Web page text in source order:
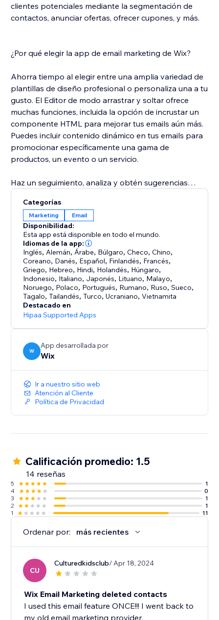
clientes potenciales mediante la segmentación de
contactos, anunciar ofertas, ofrecer cupones, y más.
¿Por qué elegir la app de email marketing de Wix?
Ahorra tiempo al elegir entre una amplia variedad de
plantillas de diseño profesional o personaliza una a tu
gusto. El Editor de modo arrastrar y soltar ofrece
muchas funciones, incluida la opción de incrustar un
componente HTML para mejorar tus emails aún más.
Puedes incluir contenido dinámico en tus emails para
promocionar específicamente una gama de
productos, un evento o un servicio.
Haz un seguimiento, analiza y obtén sugerencias
contribución que tus campañas de email brindan a tu
negocio.
Wix proporciona filtros de spam internos y
moderación para que logres las mejores tasas de
entregabilidad.
Hay planes de precios disponibles para ofrecerte
más a medida que tu negocio va creciendo.
Categorías
Marketing Email
Disponibilidad:
Esta app está disponible en todo el mundo.
Idiomas de la app:
Inglés, Alemán, Árabe, Búlgaro,Checo,Chino,
Coreano, Danés, Español, Finlandés, Francés,
Griego, Hebreo, Hindi, Holandés, Húngaro,
Indonesio, Italiano, Japonés, Lituano, Malayo,
Noruego, Polaco, Portugués, Rumano, Ruso,Sueco,
Tagalo,Tailandés,Turco,Ucraniano,Vietnamita
Destacado en
Hipaa Supported Apps
W
App desarrollada por
Wix
Ir a nuestro sitio web
Atención al Cliente
Política de Privacidad
Calificación promedio: 1.5
14 reseñas
5
1
4
0
3
1
2
1
1
11
Ordenar por: más recientes
CU
Culturedkidsclub/ Apr 18, 2024
Wix Email Marketing deleted contacts
I used this email feature ONCE!!! I went back to
my old email marketing provider.